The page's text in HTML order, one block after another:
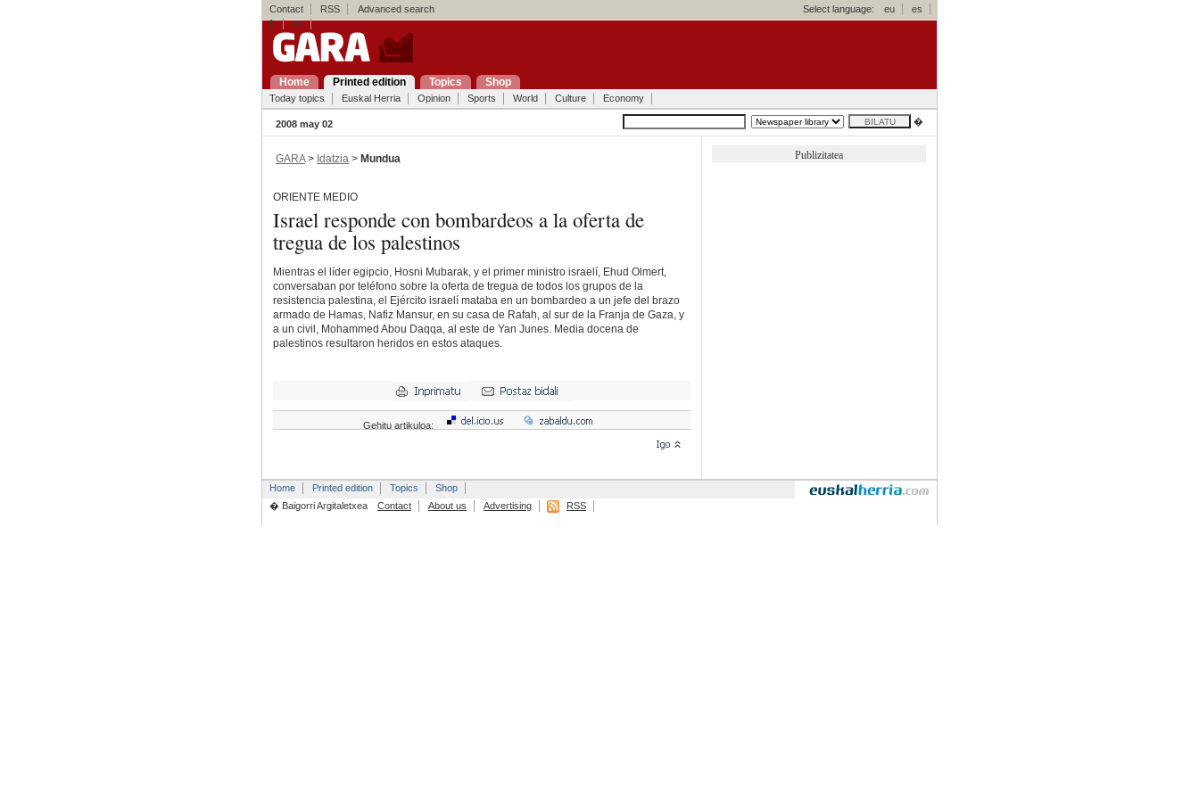
Contact RSS Advanced search Select language: eu
es
fr
en
Home Printed edition Topics Shop
Today topics Euskal Herria Opinion Sports World Culture Economy
2008 may 02 �
GARA> Idatzia > Mundua
ORIENTE MEDIO
Israel responde con bombardeos a la oferta de
tregua de los palestinos
Mientras el líder egipcio, Hosni Mubarak, y el primer ministro israelí, Ehud Olmert,
conversaban por teléfono sobre la oferta de tregua de todos los grupos de la
resistencia palestina, el Ejército israelí mataba en un bombardeo a un jefe del brazo
armado de Hamas, Nafiz Mansur, en su casa de Rafah, al sur de la Franja de Gaza, y
a un civil, Mohammed Abou Daqqa, al este de Yan Junes. Media docena de
palestinos resultaron heridos en estos ataques.
Gehitu artikuloa:
Publizitatea
Home Printed edition Topics
Shop
� Baigorri Argitaletxea
Contact About us Advertising RSS